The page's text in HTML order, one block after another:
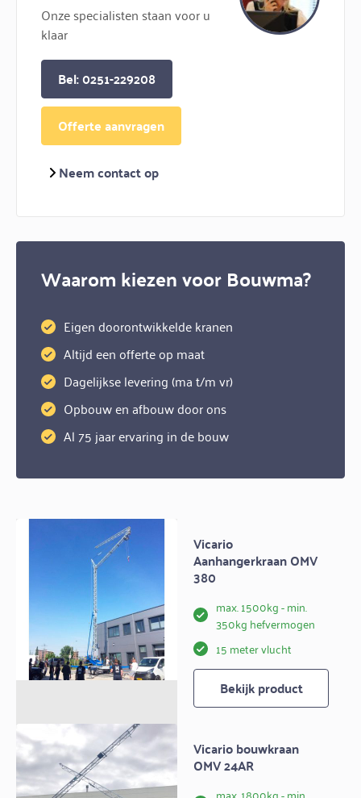
Onze specialisten staan voor u
klaar
Bel: 0251-229208
Offerte aanvragen
Neem contact op
Waarom kiezen voor Bouwma?
Eigen doorontwikkelde kranen
Altijd een offerte op maat
Dagelijkse levering (ma t/m vr)
Opbouw en afbouw door ons
Al 75 jaar ervaring in de bouw
Vicario
Aanhangerkraan OMV
380
max. 1500kg - min.
350kg hefvermogen
15 meter vlucht
Bekijk product
Vicario bouwkraan
OMV 24AR